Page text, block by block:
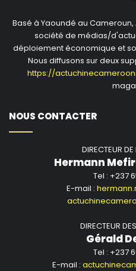
Basé à Yaoundé au
société de médias/
déploiement économique et
Nous diffusons sur deux
https://
NOUS CONTACTER
DIRECTEUR
Hermann
Tel : +237
E-mail :
DIRECTEUR
Gérald
Tel : +237
E-mail :